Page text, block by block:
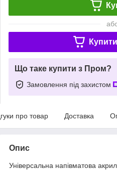
Що таке купити з Пром?
Замовлення під захистом
про товар Доставка
Опис
Універсальна напівматова